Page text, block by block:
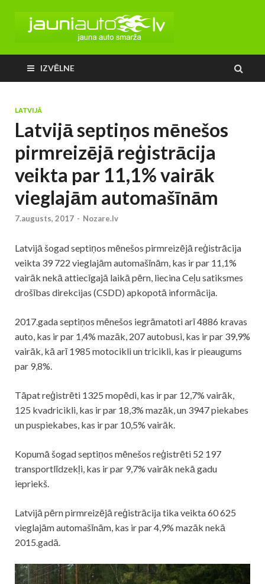
IZVĒLNE
LATVIJĀ
Latvijā septiņos mēnešos
pirmreizējā reģistrācija
veikta par 11,1% vairāk
vieglajām automašīnām
7.augusts, 2017 - Nozare.lv
Latvijā šogad septiņos mēnešos pirmreizējā reģistrācija
veikta 39 722 vieglajām automašīnām, kas ir par 11,1%
vairāk nekā attiecīgajā laikā pērn, liecina Ceļu satiksmes
drošības direkcijas (CSDD) apkopotā informācija.
2017.gada septiņos mēnešos iegrāmatoti arī 4886 kravas
auto, kas ir par 1,4% mazāk, 207 autobusi, kas ir par 39,9%
vairāk, kā arī 1985 motocikli un tricikli, kas ir pieaugums
par 9,8%.
Tāpat reģistrēti 1325 mopēdi, kas ir par 12,7% vairāk,
125 kvadricikli, kas ir par 18,3% mazāk, un 3947 piekabes
un puspiekabes, kas ir par 10,5% vairāk.
Kopumā šogad septiņos mēnešos reģistrēti 52 197
transportlīdzekļi, kas ir par 9,7% vairāk nekā gadu
iepriekš.
Latvijā pērn pirmreizējā reģistrācija tika veikta 60 625
vieglajām automašīnām, kas ir par 4,9% mazāk nekā
2015.gadā.